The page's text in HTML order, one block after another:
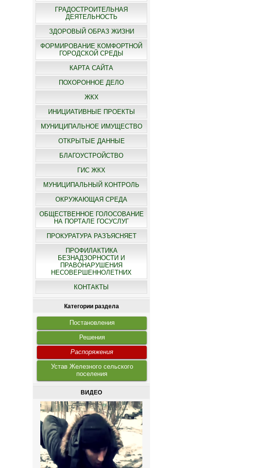
ГРАДОСТРОИТЕЛЬНАЯ
ДЕЯТЕЛЬНОСТЬ
ЗДОРОВЫЙ ОБРАЗ ЖИЗНИ
ФОРМИРОВАНИЕ КОМФОРТНОЙ
ГОРОДСКОЙ СРЕДЫ
КАРТА САЙТА
ПОХОРОННОЕ ДЕЛО
ЖКХ
ИНИЦИАТИВНЫЕ ПРОЕКТЫ
МУНИЦИПАЛЬНОЕ ИМУЩЕСТВО
ОТКРЫТЫЕ ДАННЫЕ
БЛАГОУСТРОЙСТВО
ГИС ЖКХ
МУНИЦИПАЛЬНЫЙ КОНТРОЛЬ
ОКРУЖАЮЩАЯ СРЕДА
ОБЩЕСТВЕННОЕ ГОЛОСОВАНИЕ
НА ПОРТАЛЕ ГОСУСЛУГ
ПРОКУРАТУРА РАЗЪЯСНЯЕТ
ПРОФИЛАКТИКА
БЕЗНАДЗОРНОСТИ И
ПРАВОНАРУШЕНИЯ
НЕСОВЕРШЕННОЛЕТНИХ
КОНТАКТЫ
Категории раздела
Постановления
Решения
Распоряжения
Устав Железного сельского
поселения
ВИДЕО